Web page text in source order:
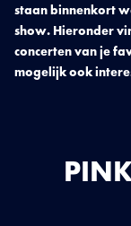
staan binnenkort
show. Hieronder
concerten van je
mogelijk ook